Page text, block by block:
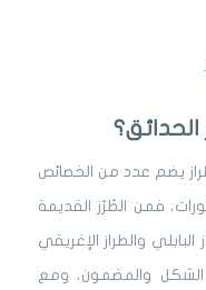
يضم عدد من الخصائص
فمن الطُرُز القديمة
والطراز الإغريقي
والمضمون، ومع